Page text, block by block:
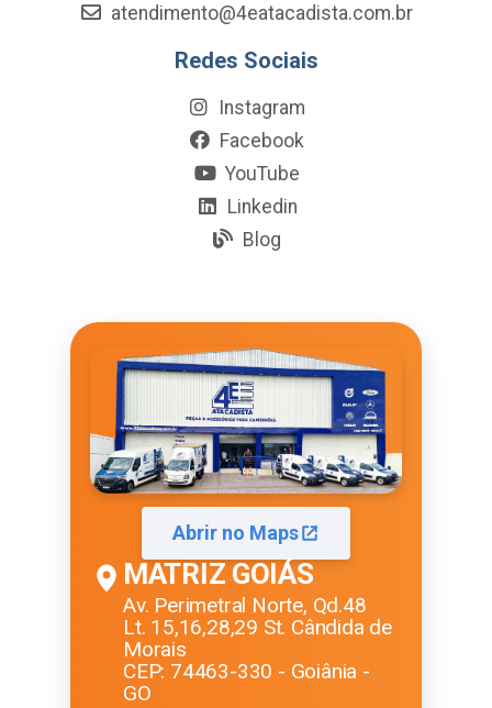
atendimento@4eatacadista.com.br
Redes Sociais
Instagram
Facebook
YouTube
Linkedin
Blog
Abrir no Maps
MATRIZ GOIÁS
Av. Perimetral Norte, Qd.48
Lt. 15,16,28,29 St. Cândida de
Morais
CEP: 74463-330 - Goiânia -
GO